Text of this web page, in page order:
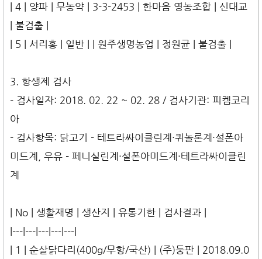
| 4 | 양파 | 무농약 | 3-3-2453 | 한마음 영농조합 | 신대교
| 불검출 |
| 5 | 서리홍 | 일반 | | 원주생명농업 | 정원균 | 불검출 |
3. 항생제 검사
- 검사일자: 2018. 02. 22 ~ 02. 28 / 검사기관: 피켐코리
아
- 검사항목: 닭고기 - 테트라싸이클린계·퀴놀론계·설폰아
미드계, 우유 - 페니실린계·설폰아미드계·테트라싸이클린
계
| No | 생활재명 | 생산지 | 유통기한 | 검사결과 |
|---|---|---|---|---|
| 1 | 순살닭다리(400g/무항/국산) | (주)둥판 | 2018.09.0